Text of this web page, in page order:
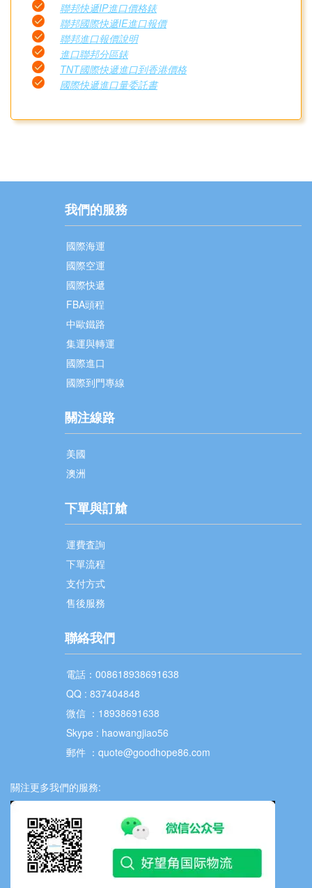
聯邦快遞IP進口價格錶
聯邦國際快遞IE進口報價
聯邦進口報價說明
進口聯邦分區錶
TNT國際快遞進口到香港價格
國際快遞進口量委託書
我們的服務
國際海運
國際空運
國際快遞
FBA頭程
中歐鐵路
集運與轉運
國際進口
國際到門專線
關注線路
美國
澳洲
下單與訂艙
運費査詢
下單流程
支付方式
售後服務
聯絡我們
電話：008618938691638
QQ : 837404848
微信 ：18938691638
Skype : haowangjiao56
郵件 ：quote@goodhope86.com
關注更多我們的服務: